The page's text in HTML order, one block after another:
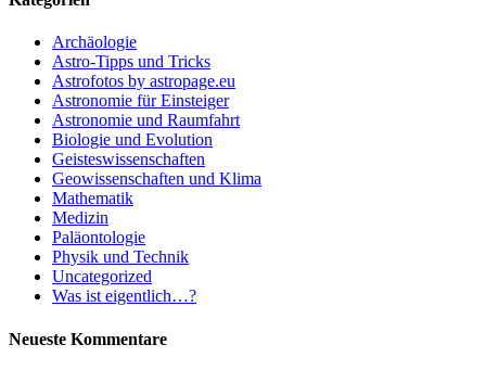
Archäologie
Astro-Tipps und Tricks
Astrofotos by astropage.eu
Astronomie für Einsteiger
Astronomie und Raumfahrt
Biologie und Evolution
Geisteswissenschaften
Geowissenschaften und Klima
Mathematik
Medizin
Paläontologie
Physik und Technik
Uncategorized
Was ist eigentlich…?
Neueste Kommentare